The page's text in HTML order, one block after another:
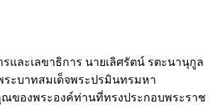
ละเลขาธิการ นายเลิศรัตน์ รตะนานุกูล
ระบาทสมเด็จพระปรมินทรมหา
ณของพระองค์ท่านที่ทรงประกอบพระราช